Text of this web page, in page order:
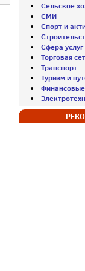
Сельское
СМИ
Спорт и
Сфера услуг
Торговая
Транспорт
Туризм и